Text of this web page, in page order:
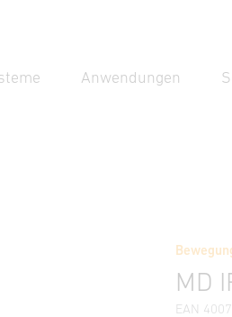
Anwendungen
MD
EAN
Herstellerinformationen